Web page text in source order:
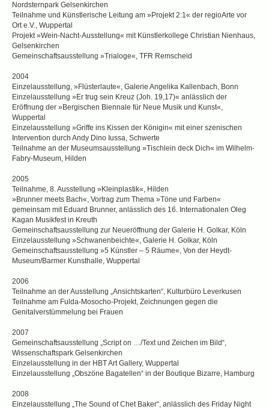
Nordsternpark Gelsenkirchen
Teilnahme und Künstlerische Leitung am »Projekt 2:1« der regioArte vor
Ort e.V., Wuppertal
Projekt »Wein-Nacht-Ausstellung« mit Künstlerkollege Christian Nienhaus,
Gelsenkirchen
Gemeinschaftsausstellung »Trialoge«, TFR Remscheid
2004
Einzelausstellung, »Flüsterlaute«, Galerie Angelika Kallenbach, Bonn
Einzelausstellung »Er trug sein Kreuz (Joh. 19,17)« anlässlich der
Eröffnung der »Bergischen Biennale für Neue Musik und Kunst«,
Wuppertal
Einzelausstellung »Griffe ins Kissen der Königin« mit einer szenischen
Intervention durch Andy Dino Iussa, Schwerte
Teilnahme an der Museumsausstellung »Tischlein deck Dich« im Wilhelm-
Fabry-Museum, Hilden
2005
Teilnahme, 8. Ausstellung »Kleinplastik«, Hilden
»Brunner meets Bach«, Vortrag zum Thema »Töne und Farben«
gemeinsam mit Eduard Brunner, anlässlich des 16. Internationalen Oleg
Kagan Musikfest in Kreuth
Gemeinschaftsausstellung zur Neueröffnung der Galerie H. Golkar, Köln
Einzelausstellung »Schwanenbeichte«, Galerie H. Golkar, Köln
Gemeinschaftsausstellung »5 Künstler – 5 Räume«, Von der Heydt-
Museum/Barmer Kunsthalle, Wuppertal
2006
Teilnahme an der Ausstellung „Ansichtskarten“, Kulturbüro Leverkusen
Teilnahme am Fulda-Mosocho-Projekt, Zeichnungen gegen die
Genitalverstümmelung bei Frauen
2007
Gemeinschaftsausstellung „Script on …/Text und Zeichen im Bild“,
Wissenschaftspark Gelsenkirchen
Einzelausstellung in der HBT Art Gallery, Wuppertal
Einzelausstellung „Obszöne Bagatellen“ in der Boutique Bizarre, Hamburg
2008
Einzelausstellung „The Sound of Chet Baker“, anlässlich des Friday Night